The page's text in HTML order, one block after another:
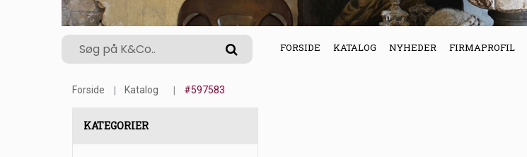
FORSIDE KATALOG NYHEDER FIRMAPROFIL
Forside Katalog #597583
KATEGORIER